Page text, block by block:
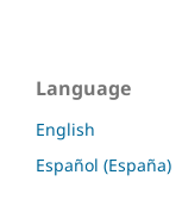
Language
English
Español (España)